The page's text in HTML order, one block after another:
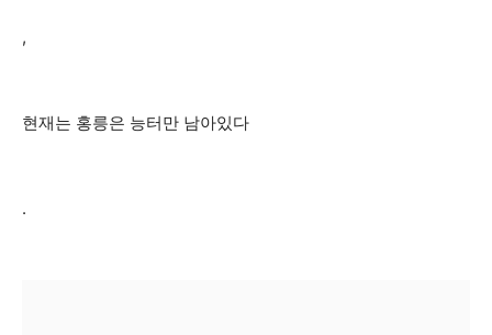
,
현재는 홍릉은 능터만 남아있다
.